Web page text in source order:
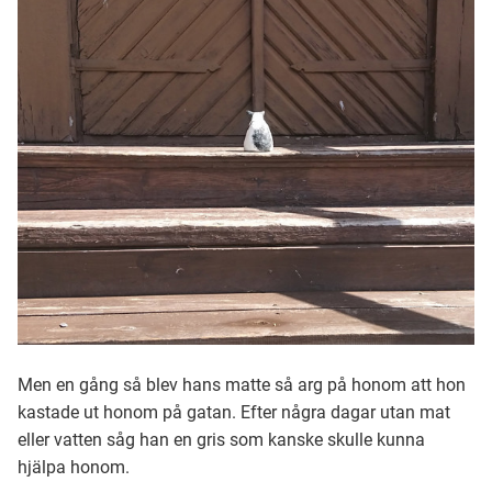
Men en gång så blev hans matte så arg på honom att hon
kastade ut honom på gatan. Efter några dagar utan mat
eller vatten såg han en gris som kanske skulle kunna
hjälpa honom.